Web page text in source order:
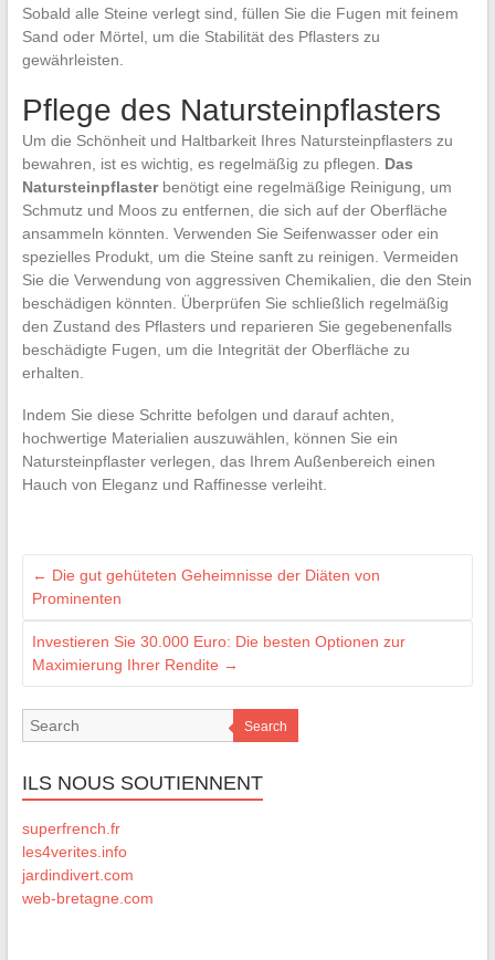
Sobald alle Steine verlegt sind, füllen Sie die Fugen mit feinem
Sand oder Mörtel, um die Stabilität des Pflasters zu
gewährleisten.
Pflege des Natursteinpflasters
Um die Schönheit und Haltbarkeit Ihres Natursteinpflasters zu
bewahren, ist es wichtig, es regelmäßig zu pflegen. Das
Natursteinpflasterbenötigt eine regelmäßige Reinigung, um
Schmutz und Moos zu entfernen, die sich auf der Oberfläche
ansammeln könnten. Verwenden Sie Seifenwasser oder ein
spezielles Produkt, um die Steine sanft zu reinigen. Vermeiden
Sie die Verwendung von aggressiven Chemikalien, die den Stein
beschädigen könnten. Überprüfen Sie schließlich regelmäßig
den Zustand des Pflasters und reparieren Sie gegebenenfalls
beschädigte Fugen, um die Integrität der Oberfläche zu
erhalten.
Indem Sie diese Schritte befolgen und darauf achten,
hochwertige Materialien auszuwählen, können Sie ein
Natursteinpflaster verlegen, das Ihrem Außenbereich einen
Hauch von Eleganz und Raffinesse verleiht.
← Die gut gehüteten Geheimnisse der Diäten von
Prominenten
Investieren Sie 30.000 Euro: Die besten Optionen zur
Maximierung Ihrer Rendite →
Search
ILS NOUS SOUTIENNENT
superfrench.fr
les4verites.info
jardindivert.com
web-bretagne.com